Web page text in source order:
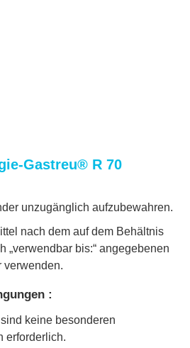
Gastreu® R 70
unzugänglich aufzubewahren.
nach dem auf dem Behältnis
„verwendbar bis:“ angegebenen
verwenden.
:
keine besonderen
erforderlich.